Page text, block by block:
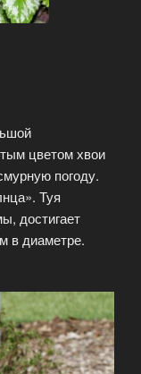
цветом хвои
погоду.
Туя
достигает
в диаметре.